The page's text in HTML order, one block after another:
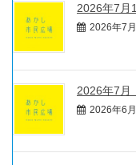
2026年7月
2026年7
2026年7月
2026年6